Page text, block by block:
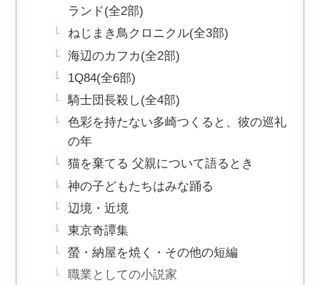
ランド(全2部)
ねじまき鳥クロニクル(全3部)
海辺のカフカ(全2部)
1Q84(全6部)
騎士団長殺し(全4部)
色彩を持たない多崎つくると、彼の巡礼
の年
猫を棄てる 父親について語るとき
神の子どもたちはみな踊る
辺境・近境
東京奇譚集
螢・納屋を焼く・その他の短編
職業としての小説家